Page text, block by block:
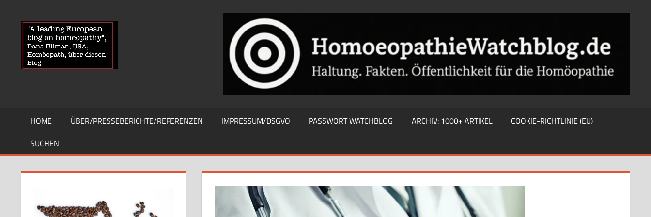
springen
HOMOEOPATHIEWATCHBLOG
News
über
Homöopathie
und
Globuli-
HOME ÜBER/PRESSEBERICHTE/REFERENZEN IMPRESSUM/DSGVO PASSWORT WATCHBLOG ARCHIV: 1000+ ARTIKEL
COOKIE-RICHTLINIE (EU)
SUCHEN